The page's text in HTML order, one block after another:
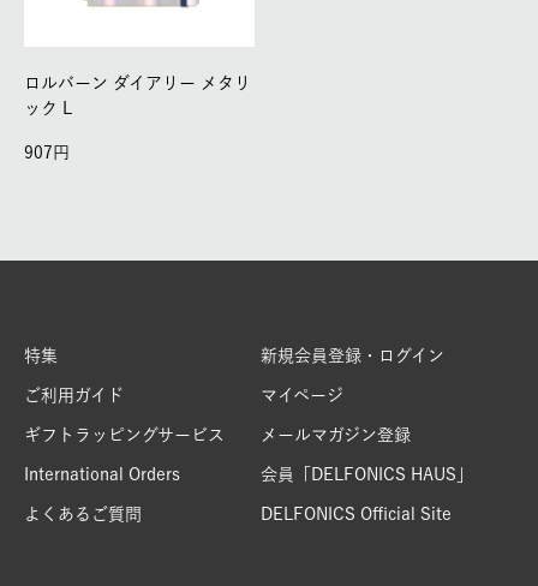
ロルバーン ダイアリー メタリ
ック L
907
特集
ご利用ガイド
ギフトラッピングサービス
International Orders
よくあるご質問
新規会員登録・ログイン
マイページ
メールマガジン登録
会員「DELFONICS HAUS」
DELFONICS Official Site